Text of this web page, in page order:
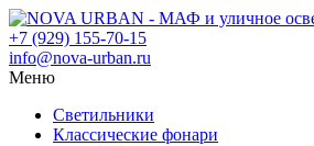
+7 (929) 155-70-15
info@nova-urban.ru
Меню
Светильники
Классические фонари